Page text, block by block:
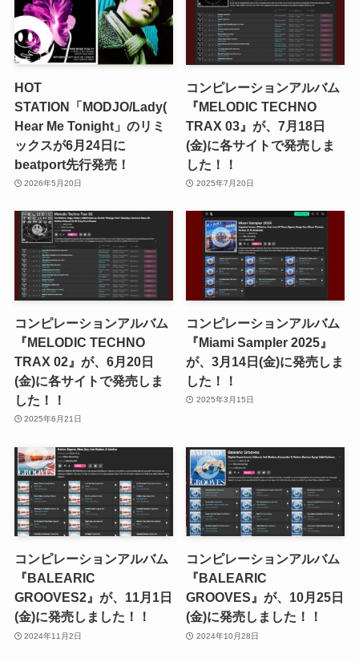
HOT
STATION「MODJO/Lady(
Hear Me Tonight」のリミ
ックスが6月24日に
beatport先行発売！
2026年5月20日
コンピレーションアルバム
『MELODIC TECHNO
TRAX 03』が、7月18日
(金)に各サイトで発売しま
した！！
2025年7月20日
コンピレーションアルバム
『MELODIC TECHNO
TRAX 02』が、6月20日
(金)に各サイトで発売しま
した！！
2025年6月21日
コンピレーションアルバム
『Miami Sampler 2025』
が、3月14日(金)に発売しま
した！！
2025年3月15日
コンピレーションアルバム
『BALEARIC
GROOVES2』が、11月1日
(金)に発売しました！！
2024年11月2日
コンピレーションアルバム
『BALEARIC
GROOVES』が、10月25日
(金)に発売しました！！
2024年10月28日